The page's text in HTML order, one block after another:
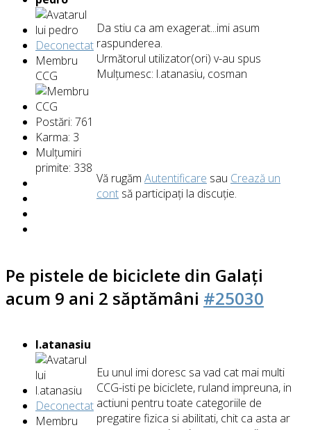
Deconectat
Membru
CCG
Postări: 761
Karma: 3
Mulțumiri
primite: 338
Da stiu ca am exagerat...imi asum
raspunderea.
Următorul utilizator(ori) v-au spus
Mulțumesc: l.atanasiu, cosman
Vă rugăm Autentificare sau Crează un
cont să participaţi la discuţie.
Pe pistele de biciclete din Galați
acum 9 ani 2 săptămâni #25030
l.atanasiu
Deconectat
Membru
Eu unul imi doresc sa vad cat mai multi
CCG-isti pe biciclete, ruland impreuna, in
actiuni pentru toate categoriile de
pregatire fizica si abilitati, chit ca asta ar